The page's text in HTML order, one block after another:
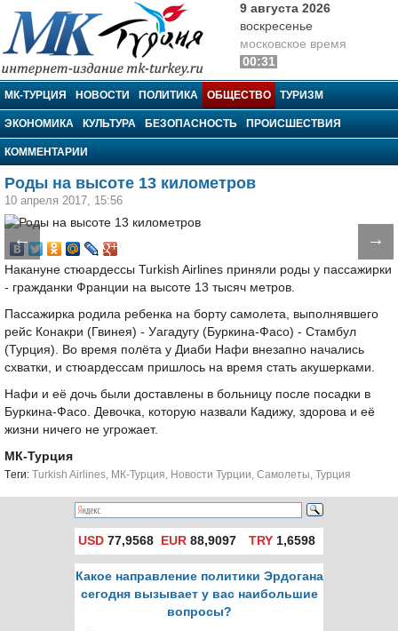
МК-Турция
9 августа 2026
воскресенье
московское время
00:31
МК-ТУРЦИЯ НОВОСТИ ПОЛИТИКА ОБЩЕСТВО ТУРИЗМ
ЭКОНОМИКА КУЛЬТУРА БЕЗОПАСНОСТЬ ПРОИСШЕСТВИЯ
КОММЕНТАРИИ
Роды на высоте 13 километров
10 апреля 2017, 15:56
← →
Накануне стюардессы Turkish Airlines приняли роды у пассажирки
- гражданки Франции на высоте 13 тысяч метров.
Пассажирка родила ребенка на борту самолета, выполнявшего
рейс Конакри (Гвинея) - Уагадугу (Буркина-Фасо) - Стамбул
(Турция). Во время полёта у Диаби Нафи внезапно начались
схватки, и стюардессам пришлось на время стать акушерками.
Нафи и её дочь были доставлены в больницу после посадки в
Буркина-Фасо. Девочка, которую назвали Кадижу, здорова и её
жизни ничего не угрожает.
МК-Турция
Tеги: Turkish Airlines, МК-Турция, Новости Турции, Самолеты, Турция
USD 77,9568 EUR 88,9097 TRY1,6598
Какое направление политики Эрдогана
сегодня вызывает у вас наибольшие
вопросы?